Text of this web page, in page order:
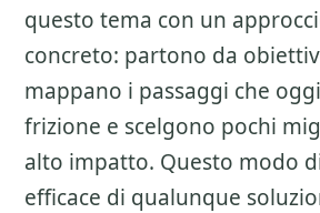
questo tema con un
concreto: partono da
mappano i passaggi che
frizione e scelgono pochi
alto impatto. Questo modo
efficace di qualunque